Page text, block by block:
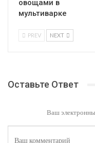
овощами в
мультиварке
PREV NEXT
Оставьте Ответ
Ваш